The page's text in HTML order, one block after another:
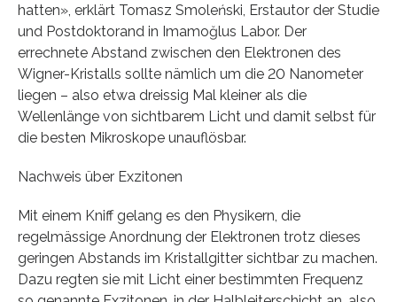
hatten», erklärt Tomasz Smoleński, Erstautor der Studie
und Postdoktorand in Imamoğlus Labor. Der
errechnete Abstand zwischen den Elektronen des
Wigner-​Kristalls sollte nämlich um die 20 Nanometer
liegen – also etwa dreissig Mal kleiner als die
Wellenlänge von sichtbarem Licht und damit selbst für
die besten Mikroskope unauflösbar.
Nachweis über Exzitonen
Mit einem Kniff gelang es den Physikern, die
regelmässige Anordnung der Elektronen trotz dieses
geringen Abstands im Kristallgitter sichtbar zu machen.
Dazu regten sie mit Licht einer bestimmten Frequenz